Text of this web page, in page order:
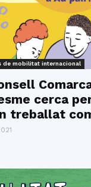
de mobilitat internacional
cerca
treballat